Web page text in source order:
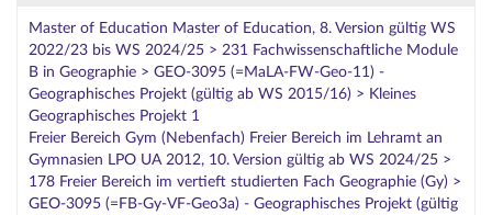
Master of Education Master of Education, 8. Version gültig WS
2022/23 bis WS 2024/25 > 231 Fachwissenschaftliche Module
B in Geographie > GEO-3095 (=MaLA-FW-Geo-11) -
Geographisches Projekt (gültig ab WS 2015/16) > Kleines
Geographisches Projekt 1
Freier Bereich Gym (Nebenfach) Freier Bereich im Lehramt an
Gymnasien LPO UA 2012, 10. Version gültig ab WS 2024/25 >
178 Freier Bereich im vertieft studierten Fach Geographie (Gy) >
GEO-3095 (=FB-Gy-VF-Geo3a) - Geographisches Projekt (gültig